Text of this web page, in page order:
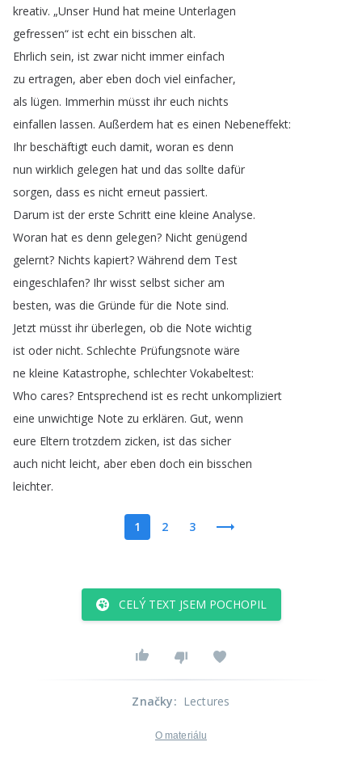
kreativ. „Unser Hund hat meine Unterlagen
gefressen“ ist echt ein bisschen alt.
Ehrlich sein, ist zwar nicht immer einfach
zu ertragen, aber eben doch viel einfacher,
als lügen. Immerhin müsst ihr euch nichts
einfallen lassen. Außerdem hat es einen Nebeneffekt:
Ihr beschäftigt euch damit, woran es denn
nun wirklich gelegen hat und das sollte dafür
sorgen, dass es nicht erneut passiert.
Darum ist der erste Schritt eine kleine Analyse.
Woran hat es denn gelegen? Nicht genügend
gelernt? Nichts kapiert? Während dem Test
eingeschlafen? Ihr wisst selbst sicher am
besten, was die Gründe für die Note sind.
Jetzt müsst ihr überlegen, ob die Note wichtig
ist oder nicht. Schlechte Prüfungsnote wäre
ne kleine Katastrophe, schlechter Vokabeltest:
Who cares? Entsprechend ist es recht unkompliziert
eine unwichtige Note zu erklären. Gut, wenn
eure Eltern trotzdem zicken, ist das sicher
auch nicht leicht, aber eben doch ein bisschen
leichter.
1 2 3
CELÝ TEXT JSEM POCHOPIL
Značky: Lectures
O materiálu